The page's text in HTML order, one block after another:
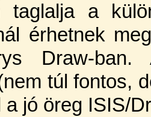
taglalja a
érhetnek
Draw-
túl fontos,
a jó öreg ISIS/